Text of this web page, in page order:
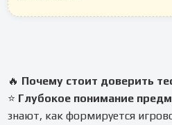
🔥 Почему стоит доверить
⭐ Глубокое понимание
знают, как формируется